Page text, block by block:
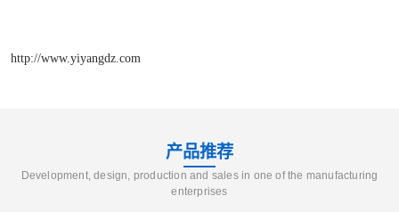
http://www.yiyangdz.com
产品推荐
Development, design, production and sales in one of the manufacturing
enterprises